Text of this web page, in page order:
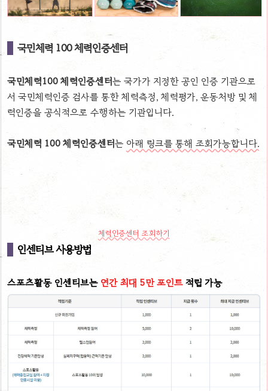
국민체력 100 체력인증센터
국민체력100 체력인증센터는 국가가 지정한 공인 인증 기관으로
서 국민체력인증 검사를 통한 체력측정, 체력평가, 운동처방 및 체
력인증을 공식적으로 수행하는 기관입니다.
국민체력 100 체력인증센터는 아래 링크를 통해 조회가능합니다.
체력인증센터 조회하기
인센티브 사용방법
스포츠활동 인센티브는 연간 최대 5만 포인트 적립 가능